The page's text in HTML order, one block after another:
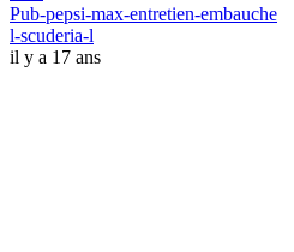
Pub-pepsi-max-entretien-embauche
l-scuderia-l
il y a 17 ans